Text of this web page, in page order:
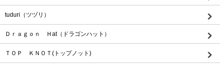
tuduri（ツヅリ）
Ｄｒａｇｏｎ Ｈat（ドラゴンハット）
ＴＯＰ ＫＮＯＴ(トップノット)